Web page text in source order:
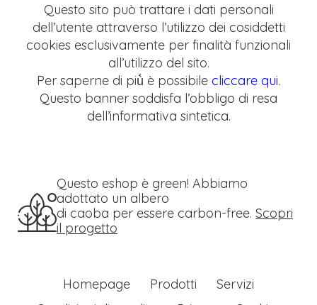
Questo sito può trattare i dati personali
dell’utente attraverso l’utilizzo dei cosiddetti
cookies esclusivamente per finalità funzionali
all’utilizzo del sito.
Per saperne di più̀ è possibile cliccare qui.
Questo banner soddisfa l’obbligo di resa
dell’informativa sintetica.
Questo eshop è green! Abbiamo
adottato un albero
di caoba per essere carbon-free. Scopri
il progetto
Homepage Prodotti
Servizi